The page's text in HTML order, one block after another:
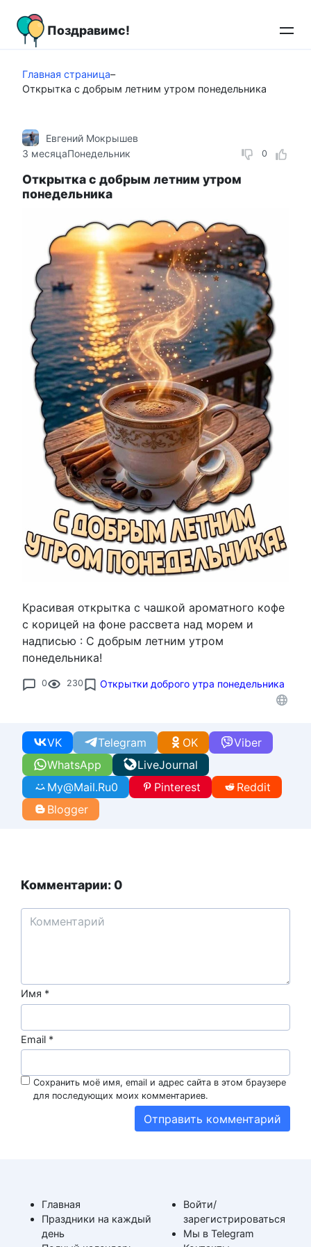
контенту
Поздравимс!
Главная страница–
Открытка с добрым летним утром понедельника
0
Евгений Мокрышев
3 месяцаПонедельник
Открытка с добрым летним утром
понедельника
Красивая открытка с чашкой ароматного кофе
с корицей на фоне рассвета над морем и
надписью : С добрым летним утром
понедельника!
0 230 Открытки доброго утра понедельника
WhatsApp
VK Telegram Viber
OK
LiveJournal
My@Mail.Ru0 Pinterest
Reddit
Blogger
Комментарии: 0
Имя *
Email *
Сохранить моё имя, email и адрес сайта в этом браузере
для последующих моих комментариев.
Главная
Праздники на каждый
день
Войти/
зарегистрироваться
Мы в Telegram